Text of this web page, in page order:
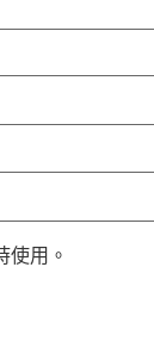
使用。